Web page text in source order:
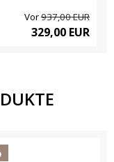
Vor937,00 EUR
329,00 EUR